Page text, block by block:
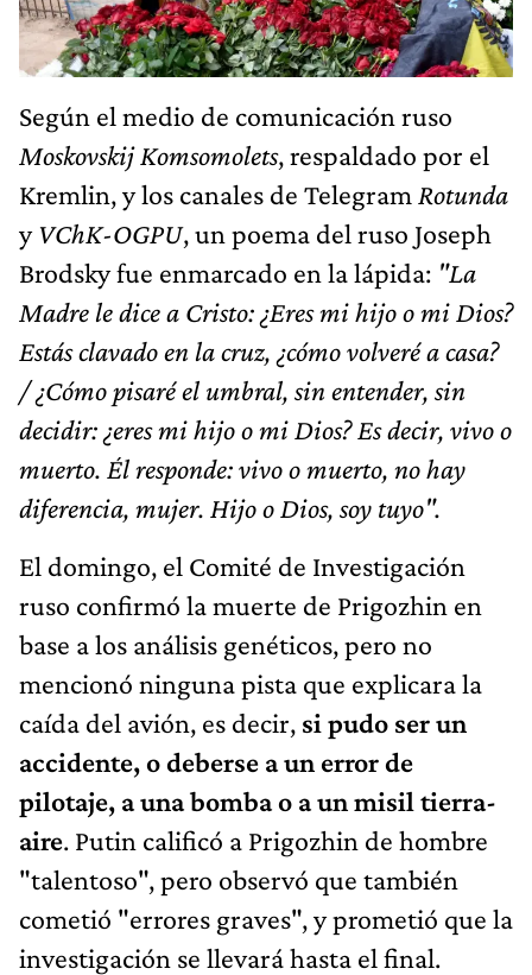
Según el medio de comunicación ruso
Moskovskij Komsomolets, respaldado por el
Kremlin, y los canales de Telegram Rotunda
yVChK-OGPU, un poema del ruso Joseph
Brodsky fue enmarcado en la lápida: "La
Madre le dice a Cristo: ¿Eres mi hijo o mi Dios?
Estás clavado en la cruz, ¿cómo volveré a casa?
/ ¿Cómo pisaré el umbral, sin entender, sin
decidir: ¿eres mi hijo o mi Dios? Es decir, vivo o
muerto. Él responde: vivo o muerto, no hay
diferencia, mujer. Hijo o Dios, soy tuyo".
El domingo, el Comité de Investigación
ruso confirmó la muerte de Prigozhin en
base a los análisis genéticos, pero no
mencionó ninguna pista que explicara la
caída del avión, es decir, si pudo ser un
accidente, o deberse a un error de
pilotaje, a una bomba o a un misil tierra-
aire. Putin calificó a Prigozhin de hombre
"talentoso", pero observó que también
cometió "errores graves", y prometió que la
investigación se llevará hasta el final.